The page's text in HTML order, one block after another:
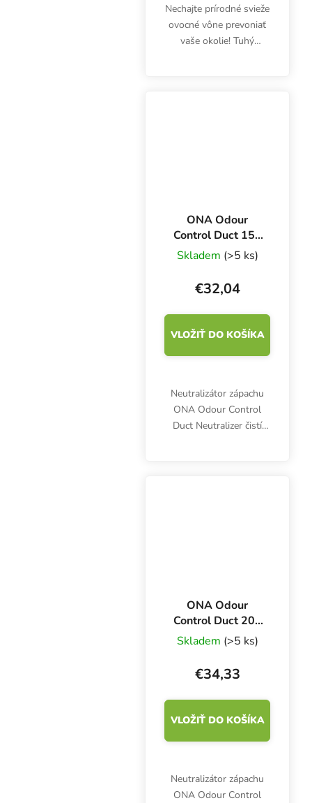
Nechajte prírodné svieže
ovocné vône prevoniať
vaše okolie! Tuhý
ONA Odour
Control Duct 150
mm, neutralizátor
zápachu pre
potrubia
Skladem (>5 ks)
€32,04
VLOŽIŤ DO KOŠÍKA
Neutralizátor zápachu
ONA Odour Control
Duct Neutralizer čistí
ONA Odour
Control Duct 200
mm, neutralizátor
zápachu pre
potrubia
Skladem (>5 ks)
€34,33
VLOŽIŤ DO KOŠÍKA
Neutralizátor zápachu
ONA Odour Control